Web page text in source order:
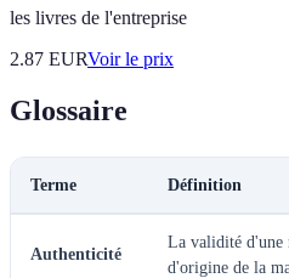
les livres de l'entreprise
2.87 EURVoir le prix
Glossaire
Terme Définition
Authenticité
La validité d'une
d'origine de la